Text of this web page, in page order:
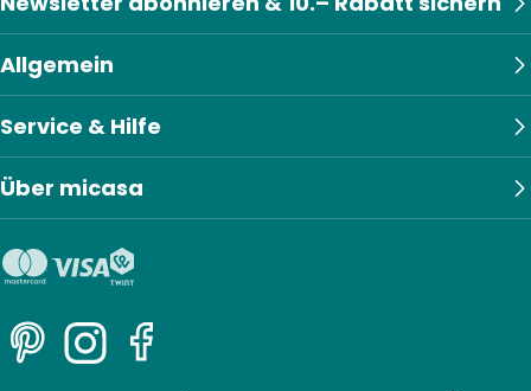
Allgemein
Service & Hilfe
Über micasa
PinterestInstagramFacebook